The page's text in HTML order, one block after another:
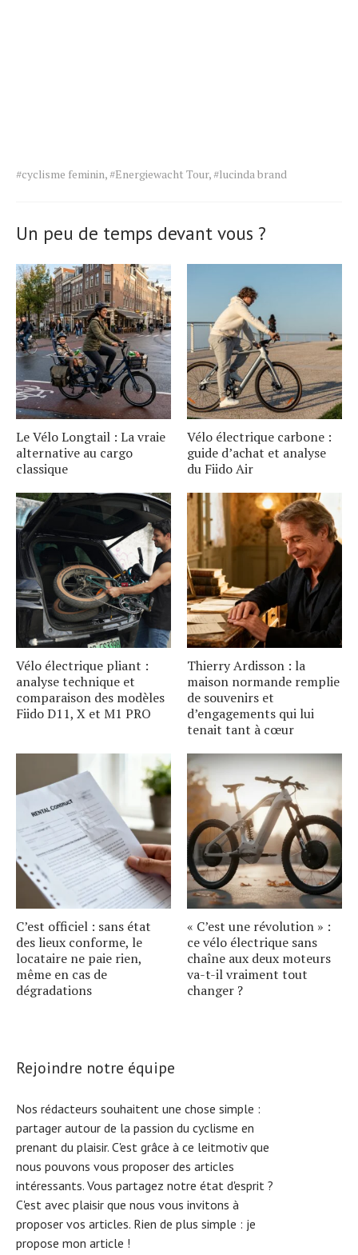
Tags
article.
#cyclisme feminin,#Energiewacht Tour,#lucinda brand
Un peu de temps devant vous ?
Le Vélo Longtail : La vraie
alternative au cargo
classique
Vélo électrique carbone :
guide d’achat et analyse
du Fiido Air
Vélo électrique pliant :
analyse technique et
comparaison des modèles
Fiido D11, X et M1 PRO
Thierry Ardisson : la
maison normande remplie
de souvenirs et
d’engagements qui lui
tenait tant à cœur
C’est officiel : sans état
des lieux conforme, le
locataire ne paie rien,
même en cas de
dégradations
« C’est une révolution » :
ce vélo électrique sans
chaîne aux deux moteurs
va-t-il vraiment tout
changer ?
Rejoindre notre équipe
Nos rédacteurs souhaitent une chose simple :
partager autour de la passion du cyclisme en
prenant du plaisir. C'est grâce à ce leitmotiv que
nous pouvons vous proposer des articles
intéressants. Vous partagez notre état d'esprit ?
C'est avec plaisir que nous vous invitons à
proposer vos articles. Rien de plus simple : je
propose mon article !